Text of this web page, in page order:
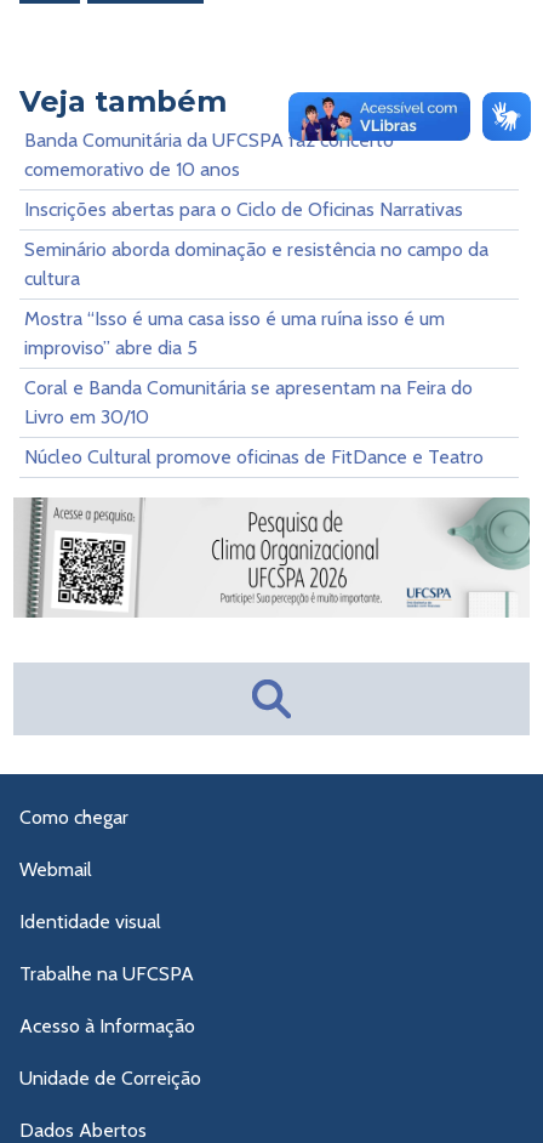
Veja também
Banda Comunitária da UFCSPA faz concerto
comemorativo de 10 anos
Inscrições abertas para o Ciclo de Oficinas Narrativas
Seminário aborda dominação e resistência no campo da
cultura
Mostra “Isso é uma casa isso é uma ruína isso é um
improviso” abre dia 5
Coral e Banda Comunitária se apresentam na Feira do
Livro em 30/10
Núcleo Cultural promove oficinas de FitDance e Teatro
Como chegar
Webmail
Identidade visual
Trabalhe na UFCSPA
Acesso à Informação
Unidade de Correição
Dados Abertos